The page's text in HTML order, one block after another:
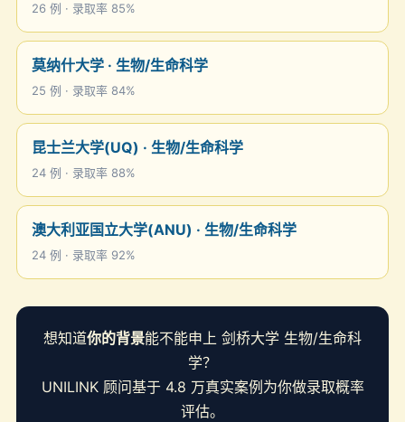
26 例 · 录取率 85%
莫纳什大学 · 生物/生命科学
25 例 · 录取率 84%
昆士兰大学(UQ) · 生物/生命科学
24 例 · 录取率 88%
澳大利亚国立大学(ANU) · 生物/生命科学
24 例 · 录取率 92%
想知道你的背景能不能申上 剑桥大学 生物/生命科
学？
UNILINK 顾问基于 4.8 万真实案例为你做录取概率
评估。